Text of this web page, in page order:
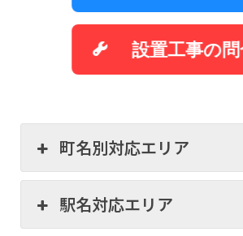
設置工事の
町名別対応エリア
駅名対応エリア